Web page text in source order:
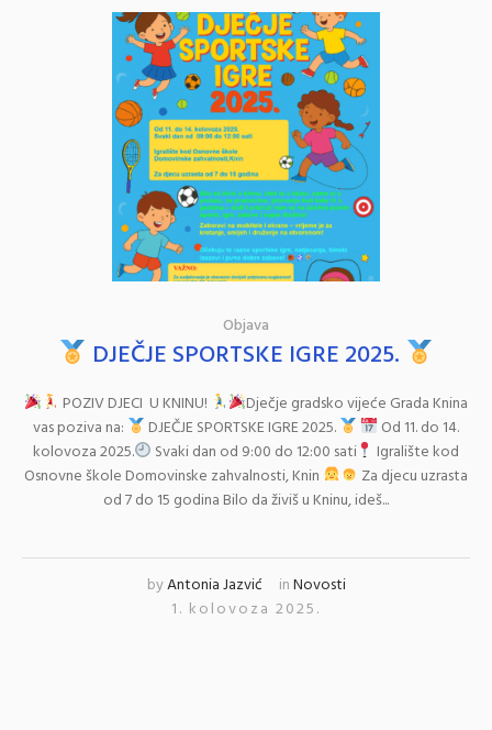
Objava
DJEČJE SPORTSKE IGRE 2025.
POZIV DJECI U KNINU!
Dječje gradsko vijeće Grada Knina
vas poziva na:
DJEČJE SPORTSKE IGRE 2025.
Od 11. do 14.
kolovoza 2025.
Svaki dan od 9:00 do 12:00 sati
Igralište kod
Osnovne škole Domovinske zahvalnosti, Knin
Za djecu uzrasta
od 7 do 15 godina Bilo da živiš u Kninu, ideš...
byAntonia Jazvić inNovosti
1. kolovoza 2025.